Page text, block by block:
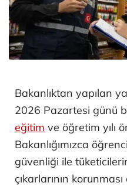
Bakanlıktan yapılan
2026 Pazartesi günü
eğitim ve öğretim yılı
Bakanlığımızca
güvenliği ile
çıkarlarının